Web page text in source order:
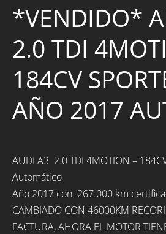
*VENDIDO*
2.0 TDI
184CV
AÑO 2017
AUDI A3 2.0 TDI 4MOTION –
Automático
Año 2017 con 267.000 km
CAMBIADO CON 46000KM
FACTURA, AHORA EL MOTOR